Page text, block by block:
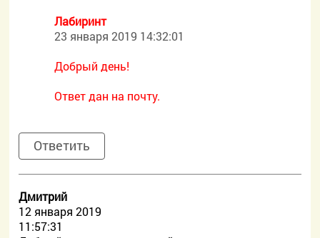
Лабиринт
23 января 2019 14:32:01
Добрый день!
Ответ дан на почту.
Ответить
Дмитрий
12 января 2019
11:57:31